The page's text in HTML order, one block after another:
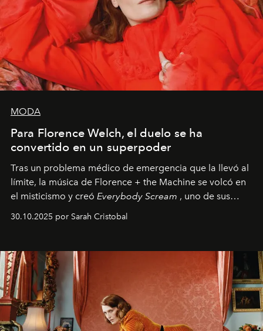
MODA
Para Florence Welch, el duelo se ha
convertido en un superpoder
Tras un problema médico de emergencia que la llevó al
límite, la música de Florence + the Machine se volcó en
el misticismo y creó Everybody Scream , uno de sus
álbumes más profundos hasta la fecha.
30.10.2025 por Sarah Cristobal